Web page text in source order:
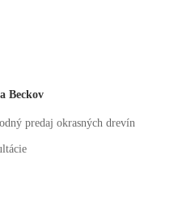
Beckov
predaj okrasných drevín